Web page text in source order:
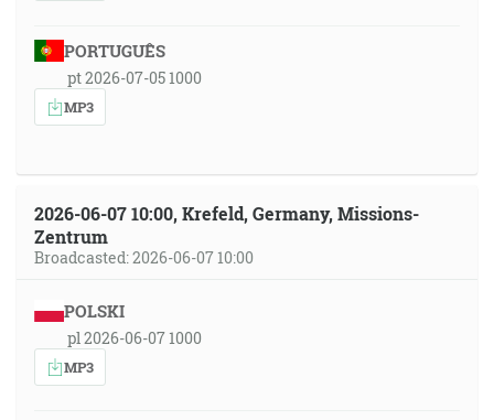
PORTUGUÊS
pt 2026-07-05 1000
MP3
2026-06-07 10:00, Krefeld, Germany, Missions-
Zentrum
Broadcasted: 2026-06-07 10:00
POLSKI
pl 2026-06-07 1000
MP3